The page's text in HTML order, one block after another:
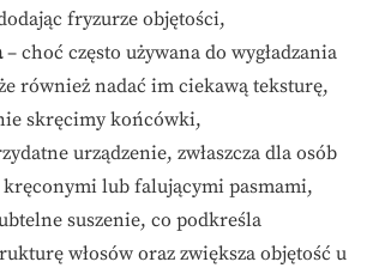
fryzurze objętości,
– choć często używana do wygładzania
również nadać im ciekawą teksturę,
skręcimy końcówki,
urządzenie, zwłaszcza dla osób
lub falującymi pasmami,
suszenie, co podkreśla
włosów oraz zwiększa objętość u